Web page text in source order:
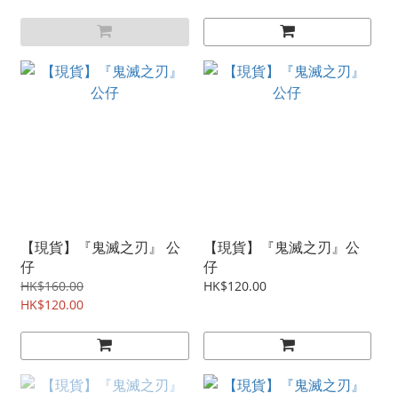
【現貨】『鬼滅之刃』 公
仔
HK$160.00
HK$120.00
【現貨】『鬼滅之刃』公
仔
HK$120.00